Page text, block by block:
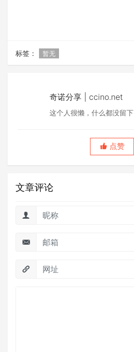
标签： 暂无
奇诺分享 | ccino.net
这个人很懒，什么都没留下
点赞
文章评论